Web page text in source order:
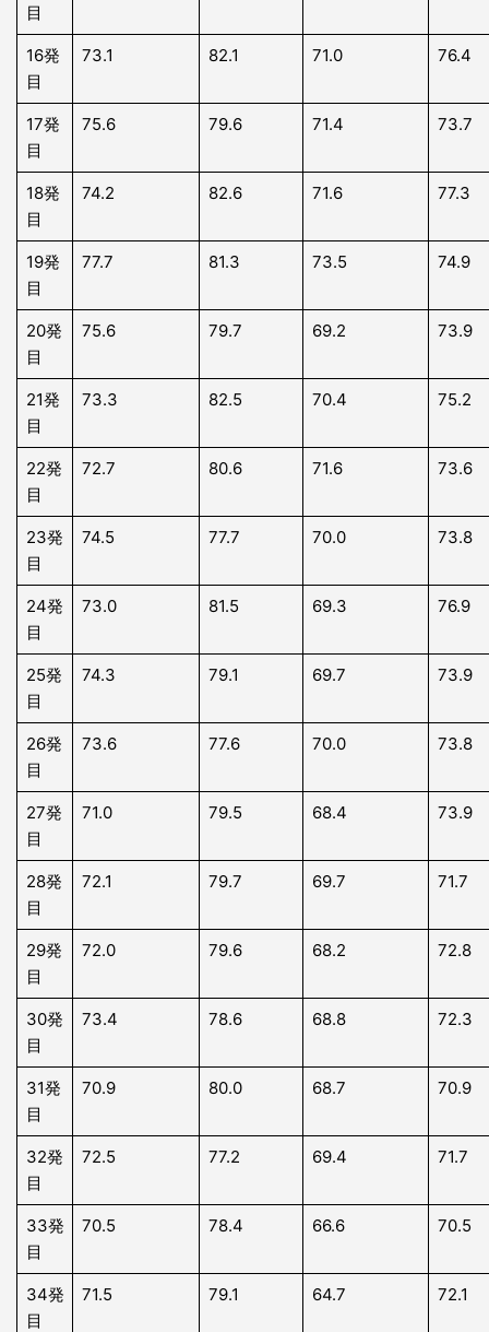
目
16発
目
73.1 82.1 71.0 76.4
17発
目
75.6 79.6 71.4 73.7
18発
目
74.2 82.6 71.6 77.3
19発
目
77.7 81.3 73.5 74.9
20発
目
75.6 79.7 69.2 73.9
21発
目
73.3 82.5 70.4 75.2
22発
目
72.7 80.6 71.6 73.6
23発
目
74.5 77.7 70.0 73.8
24発
目
73.0 81.5 69.3 76.9
25発
目
74.3 79.1 69.7 73.9
26発
目
73.6 77.6 70.0 73.8
27発
目
71.0 79.5 68.4 73.9
28発
目
72.1 79.7 69.7 71.7
29発
目
72.0 79.6 68.2 72.8
30発
目
73.4 78.6 68.8 72.3
31発
目
70.9 80.0 68.7 70.9
32発
目
72.5 77.2 69.4 71.7
33発
目
70.5 78.4 66.6 70.5
34発
目
71.5 79.1 64.7 72.1